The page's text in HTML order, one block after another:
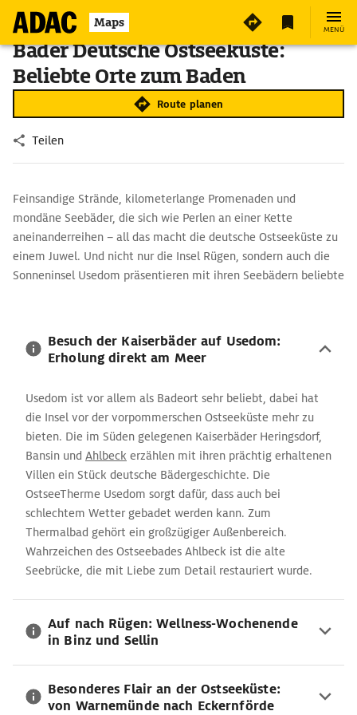
Maps MENÜ
Bäder Deutsche Ostseeküste:
Beliebte Orte zum Baden
Route planen
Teilen
Feinsandige Strände, kilometerlange Promenaden und
mondäne Seebäder, die sich wie Perlen an einer Kette
aneinanderreihen – all das macht die deutsche Ostseeküste zu
einem Juwel. Und nicht nur die Insel Rügen, sondern auch die
Sonneninsel Usedom präsentieren mit ihren Seebädern beliebte
Besuch der Kaiserbäder auf Usedom:
Erholung direkt am Meer
Usedom ist vor allem als Badeort sehr beliebt, dabei hat
die Insel vor der vorpommerschen Ostseeküste mehr zu
bieten. Die im Süden gelegenen Kaiserbäder Heringsdorf,
Bansin und Ahlbeck erzählen mit ihren prächtig erhaltenen
Villen ein Stück deutsche Bädergeschichte. Die
OstseeTherme Usedom sorgt dafür, dass auch bei
schlechtem Wetter gebadet werden kann. Zum
Thermalbad gehört ein großzügiger Außenbereich.
Wahrzeichen des Ostseebades Ahlbeck ist die alte
Seebrücke, die mit Liebe zum Detail restauriert wurde.
Auf nach Rügen: Wellness-Wochenende
in Binz und Sellin
Besonderes Flair an der Ostseeküste:
von Warnemünde nach Eckernförde